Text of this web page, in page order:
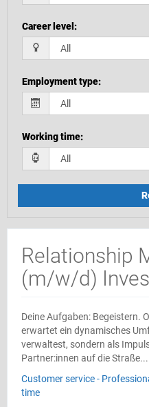
Career level:
Employment type:
Working time:
Relationship
(m/w/d)
Deine Aufgaben: Begeistern.
erwartet ein dynamisches
verwaltest, sondern als
Partner:innen auf die Straße...
Customer service -
time